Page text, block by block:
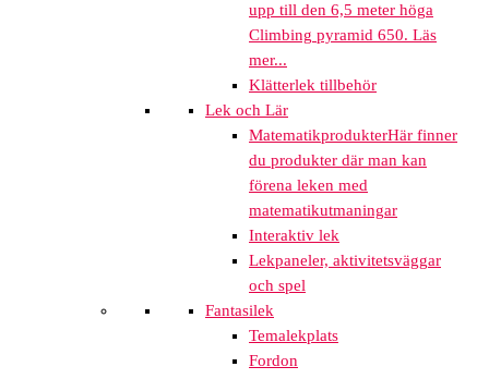
upp till den 6,5 meter höga
Climbing pyramid 650. Läs
mer...
Klätterlek tillbehör
Lek och Lär
MatematikprodukterHär finner
du produkter där man kan
förena leken med
matematikutmaningar
Interaktiv lek
Lekpaneler, aktivitetsväggar
och spel
Fantasilek
Temalekplats
Fordon